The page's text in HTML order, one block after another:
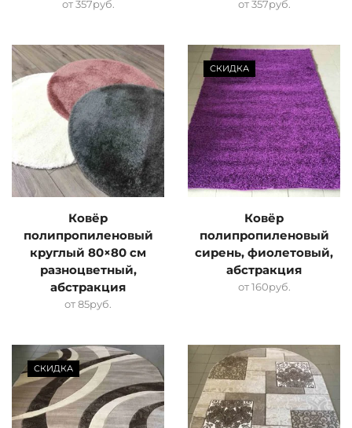
от357руб. от357руб.
Ковёр
полипропиленовый
круглый 80×80 см
разноцветный,
абстракция
от85руб.
СКИДКА
Ковёр
полипропиленовый
сирень, фиолетовый,
абстракция
от160руб.
СКИДКА